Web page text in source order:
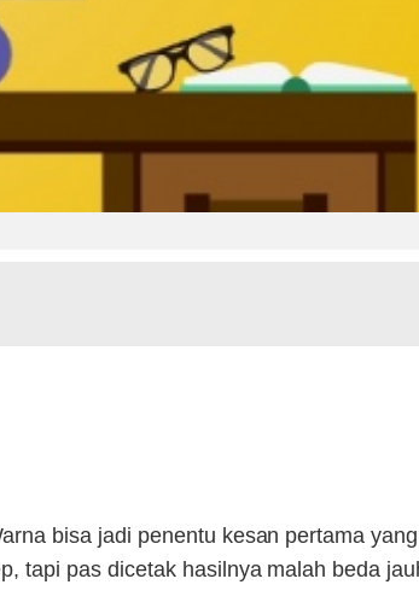
bisa jadi penentu kesan pertama
tapi pas dicetak hasilnya malah beda